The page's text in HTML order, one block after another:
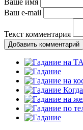
Ваше имя
Ваш e-mail
Текст комментария
Добавить комментарий